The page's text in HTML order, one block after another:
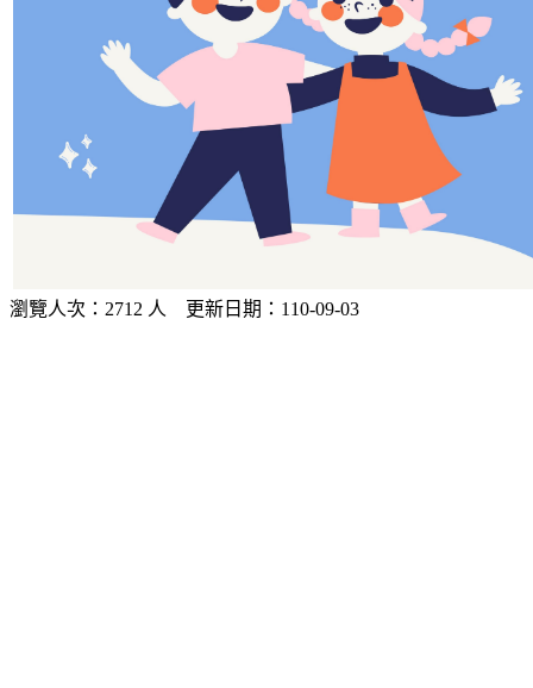
瀏覽人次：2712 人 更新日期：110-09-03